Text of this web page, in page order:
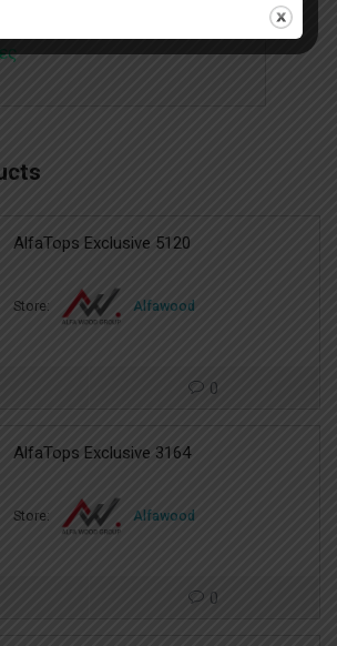
AlfaTops Exclusive 5120
Store: Alfawood
0
AlfaTops Exclusive 3164
Store: Alfawood
0